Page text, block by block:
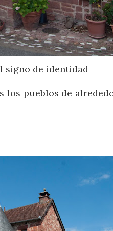
signo de identidad
pueblos de